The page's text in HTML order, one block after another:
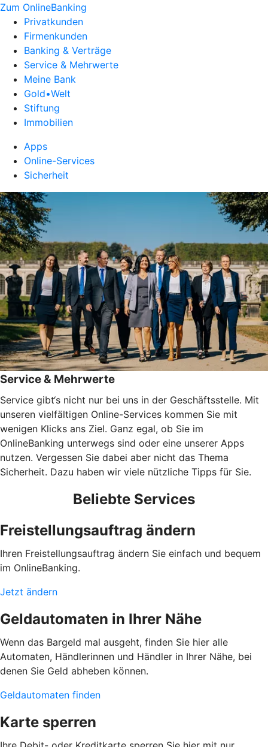
Zum OnlineBanking
Privatkunden
Firmenkunden
Banking & Verträge
Service & Mehrwerte
Meine Bank
Gold•Welt
Stiftung
Immobilien
Apps
Online-Services
Sicherheit
Service & Mehrwerte
Service gibt‘s nicht nur bei uns in der Geschäftsstelle. Mit
unseren vielfältigen Online-Services kommen Sie mit
wenigen Klicks ans Ziel. Ganz egal, ob Sie im
OnlineBanking unterwegs sind oder eine unserer Apps
nutzen. Vergessen Sie dabei aber nicht das Thema
Sicherheit. Dazu haben wir viele nützliche Tipps für Sie.
Beliebte Services
Freistellungsauftrag ändern
Ihren Freistellungsauftrag ändern Sie einfach und bequem
im OnlineBanking.
Jetzt ändern
Geldautomaten in Ihrer Nähe
Wenn das Bargeld mal ausgeht, finden Sie hier alle
Automaten, Händlerinnen und Händler in Ihrer Nähe, bei
denen Sie Geld abheben können.
Geldautomaten finden
Karte sperren